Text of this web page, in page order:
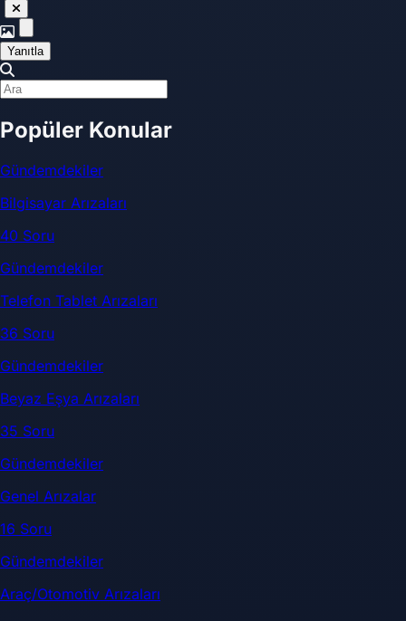
Yanıtla
Popüler Konular
Gündemdekiler
Bilgisayar Arızaları
40 Soru
Gündemdekiler
Telefon Tablet Arızaları
36 Soru
Gündemdekiler
Beyaz Eşya Arızaları
35 Soru
Gündemdekiler
Genel Arızalar
16 Soru
Gündemdekiler
Araç/Otomotiv Arızaları